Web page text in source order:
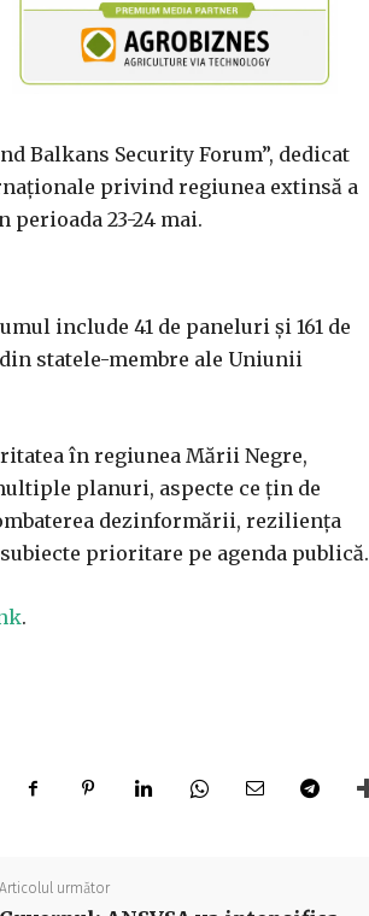
Balkans Security Forum”, dedicat
privind regiunea extinsă a
23-24 mai.
include 41 de paneluri şi 161 de
statele-membre ale Uniunii
în regiunea Mării Negre,
planuri, aspecte ce ţin de
dezinformării, rezilienţa
prioritare pe agenda publică.
.
Articolul următor